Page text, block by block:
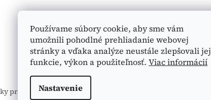
Používame súbory cookie, aby sme vám
umožnili pohodlné prehliadanie webovej
stránky a vďaka analýze neustále zlepšovali jej
funkcie, výkon a použiteľnosť. Viac informácií
Nastavenie
práva vyhradené.